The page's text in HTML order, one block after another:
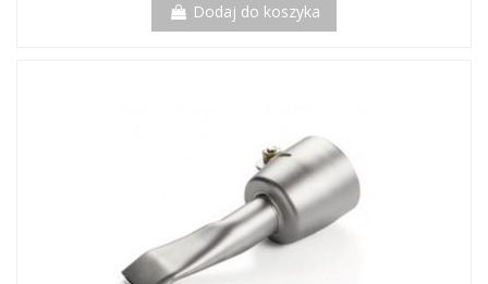
Dodaj do koszyka